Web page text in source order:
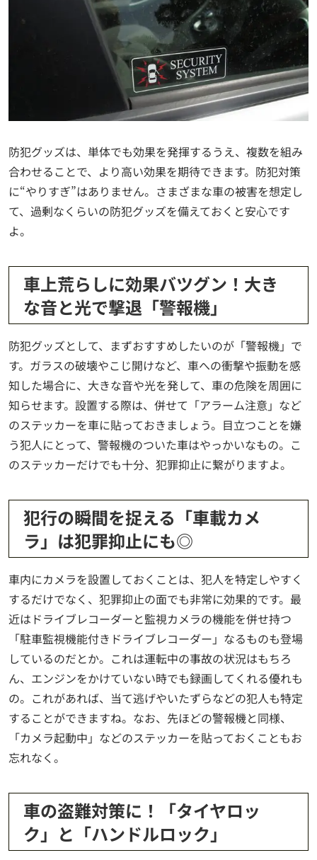
防犯グッズは、単体でも効果を発揮するうえ、複数を組み
合わせることで、より高い効果を期待できます。防犯対策
に“やりすぎ”はありません。さまざまな車の被害を想定し
て、過剰なくらいの防犯グッズを備えておくと安心です
よ。
車上荒らしに効果バツグン！大き
な音と光で撃退「警報機」
防犯グッズとして、まずおすすめしたいのが「警報機」で
す。ガラスの破壊やこじ開けなど、車への衝撃や振動を感
知した場合に、大きな音や光を発して、車の危険を周囲に
知らせます。設置する際は、併せて「アラーム注意」など
のステッカーを車に貼っておきましょう。目立つことを嫌
う犯人にとって、警報機のついた車はやっかいなもの。こ
のステッカーだけでも十分、犯罪抑止に繋がりますよ。
犯行の瞬間を捉える「車載カメ
ラ」は犯罪抑止にも◎
車内にカメラを設置しておくことは、犯人を特定しやすく
するだけでなく、犯罪抑止の面でも非常に効果的です。最
近はドライブレコーダーと監視カメラの機能を併せ持つ
「駐車監視機能付きドライブレコーダー」なるものも登場
しているのだとか。これは運転中の事故の状況はもちろ
ん、エンジンをかけていない時でも録画してくれる優れも
の。これがあれば、当て逃げやいたずらなどの犯人も特定
することができますね。なお、先ほどの警報機と同様、
「カメラ起動中」などのステッカーを貼っておくこともお
忘れなく。
車の盗難対策に！「タイヤロッ
ク」と「ハンドルロック」